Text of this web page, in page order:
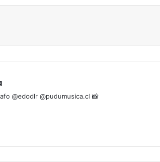
@edodlr @pudumusica.cl 📸